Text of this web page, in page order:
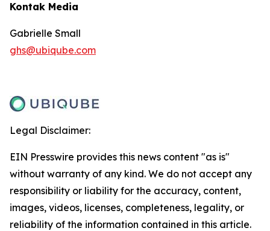
Kontak Media
Gabrielle Small
ghs@ubiqube.com
Legal Disclaimer:
EIN Presswire provides this news content "as is"
without warranty of any kind. We do not accept any
responsibility or liability for the accuracy, content,
images, videos, licenses, completeness, legality, or
reliability of the information contained in this article.